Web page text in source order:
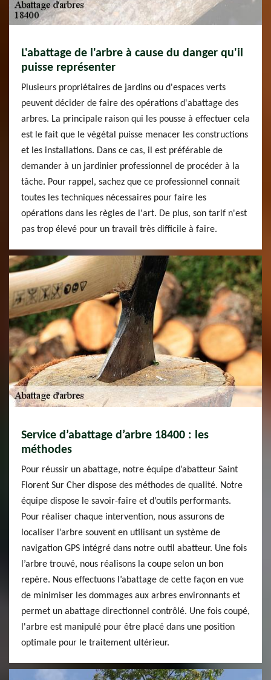
L'abattage de l'arbre à cause du danger qu'il
puisse représenter
Plusieurs propriétaires de jardins ou d'espaces verts
peuvent décider de faire des opérations d'abattage des
arbres. La principale raison qui les pousse à effectuer cela
est le fait que le végétal puisse menacer les constructions
et les installations. Dans ce cas, il est préférable de
demander à un jardinier professionnel de procéder à la
tâche. Pour rappel, sachez que ce professionnel connait
toutes les techniques nécessaires pour faire les
opérations dans les règles de l'art. De plus, son tarif n'est
pas trop élevé pour un travail très difficile à faire.
Service d’abattage d’arbre 18400 : les
méthodes
Pour réussir un abattage, notre équipe d’abatteur Saint
Florent Sur Cher dispose des méthodes de qualité. Notre
équipe dispose le savoir-faire et d’outils performants.
Pour réaliser chaque intervention, nous assurons de
localiser l’arbre souvent en utilisant un système de
navigation GPS intégré dans notre outil abatteur. Une fois
l’arbre trouvé, nous réalisons la coupe selon un bon
repère. Nous effectuons l’abattage de cette façon en vue
de minimiser les dommages aux arbres environnants et
permet un abattage directionnel contrôlé. Une fois coupé,
l'arbre est manipulé pour être placé dans une position
optimale pour le traitement ultérieur.